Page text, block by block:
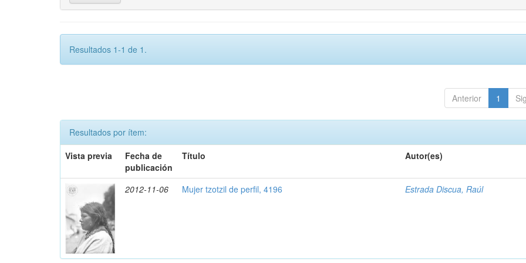
Resultados 1-1 de 1.
Anterior 1
Resultados por ítem:
Vista previa
Fecha de
publicación
Título Autor(es)
2012-11-06 Mujer tzotzil de perfil, 4196 Estrada Discua, Raúl